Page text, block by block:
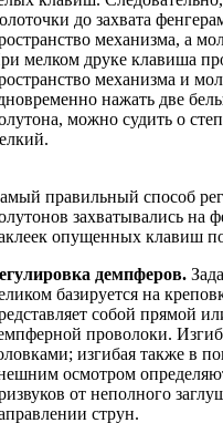
до захвата
механизма, а
мелком друке клавиша
механизма и
нажать две
можно судить о
правильный способ
захватывались на
опущенных клавиш
демпферов.
базируется на
собой прямой
проволоки.
изгибая также в
осмотром
от неполного
струн.